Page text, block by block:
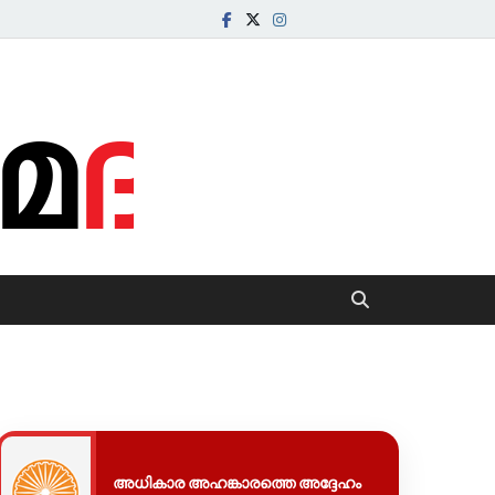
അധികാര അഹങ്കാരത്തെ അദ്ദേഹം